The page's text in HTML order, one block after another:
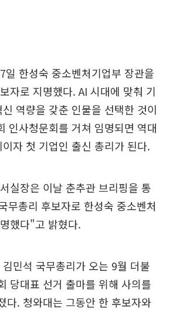
일 한성숙 중소벤처기업부 장관을
자로 지명했다. AI 시대에 맞춰 기
역량을 갖춘 인물을 선택한 것이
인사청문회를 거쳐 임명되면 역대
자 첫 기업인 출신 총리가 된다.
실장은 이날 춘추관 브리핑을 통
무총리 후보자로 한성숙 중소벤처
했다"고 밝혔다.
민석 국무총리가 오는 9월 더불
당대표 선거 출마를 위해 사의를
다. 청와대는 그동안 한 후보자와